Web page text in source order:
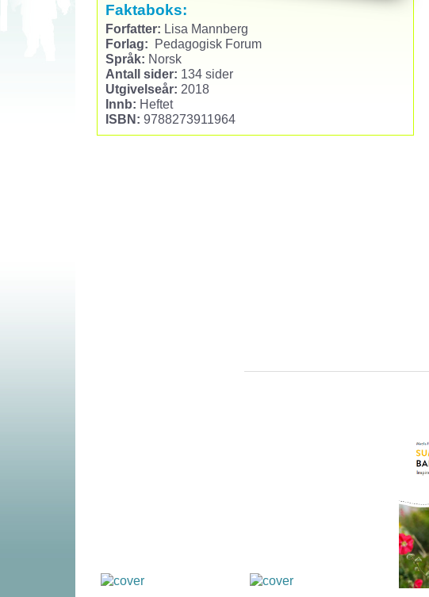
Faktaboks:
Forfatter: Lisa Mannberg
Forlag: Pedagogisk Forum
Språk: Norsk
Antall sider: 134 sider
Utgivelseår: 2018
Innb: Heftet
ISBN: 9788273911964